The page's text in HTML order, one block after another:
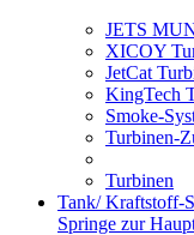
JETS
XICOY
JetCat
KingTech
Smoke-
Turbinen-
Turbinen
Tank/ Kraftstoff-
Springe zur